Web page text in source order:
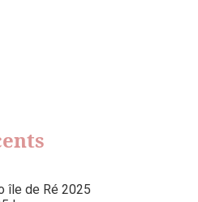
île de Ré 2025